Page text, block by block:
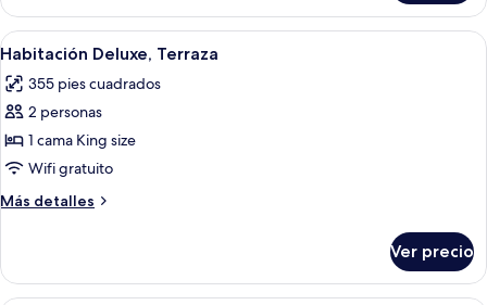
Family
Twin
Room
Abrir
todas
las
fotos
de
Habitación
Deluxe,
Terraza
Una habitación de hotel moderna
8
Habitación Deluxe, Terraza
355 pies cuadrados
2 personas
1 cama King size
Wifi gratuito
Más detalles
Más
Deluxe,
Terraza
Ver precio